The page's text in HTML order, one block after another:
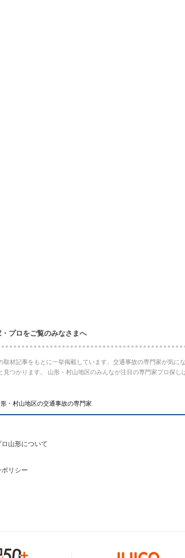
プロをご覧のみなさまへ
材記事をもとに一挙掲載しています。交通事故の専門家が気に
つかります。 山形・村山地区のみんなが注目の専門家プロ探し
・村山地区の交通事故の専門家
山形について
リシー